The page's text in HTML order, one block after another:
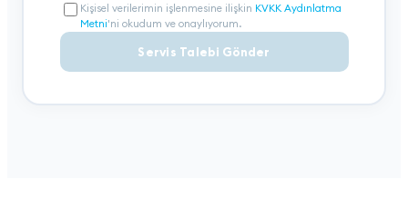
Kişisel verilerimin işlenmesine ilişkin KVKK Aydınlatma
Metni'ni okudum ve onaylıyorum.
Servis Talebi Gönder